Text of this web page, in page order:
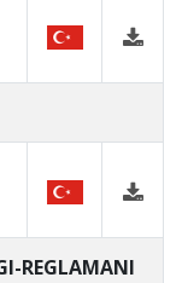
REGLAMANI